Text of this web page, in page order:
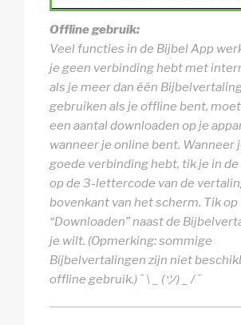
Offline gebruik:
Veel functies in de Bijbel App
je geen verbinding hebt met
als je meer dan één
gebruiken als je offline bent,
een aantal downloaden op je
wanneer je online bent. Wanneer
goede verbinding hebt, tik je in de
op de 3-lettercode van de
bovenkant van het scherm. Tik op
“Downloaden” naast de
je wilt. (Opmerking: sommige
Bijbelvertalingen zijn niet
offline gebruik.) ¯ \ _ (ツ) _ / ¯